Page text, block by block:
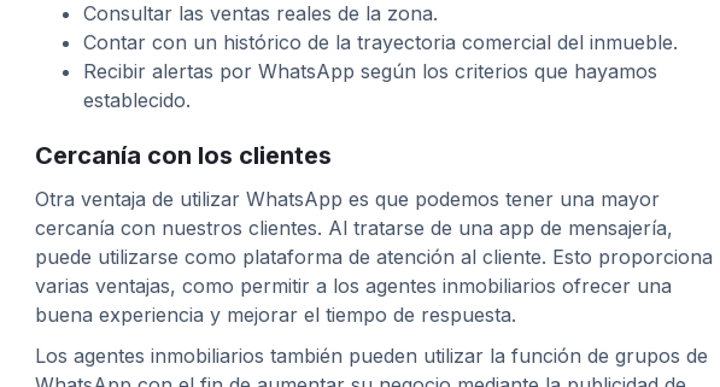
Consultar las ventas reales de la zona.
Contar con un histórico de la trayectoria comercial del inmueble.
Recibir alertas por WhatsApp según los criterios que hayamos
establecido.
Cercanía con los clientes
Otra ventaja de utilizar WhatsApp es que podemos tener una mayor
cercanía con nuestros clientes. Al tratarse de una app de mensajería,
puede utilizarse como plataforma de atención al cliente. Esto proporciona
varias ventajas, como permitir a los agentes inmobiliarios ofrecer una
buena experiencia y mejorar el tiempo de respuesta.
Los agentes inmobiliarios también pueden utilizar la función de grupos de